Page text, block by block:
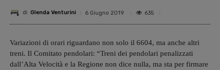
di Glenda Venturini 6 Giugno 2019 635
Variazioni di orari riguardano non solo il 6604, ma anche altri
treni. Il Comitato pendolari: “Treni dei pendolari penalizzati
dall’Alta Velocità e la Regione non dice nulla, ma sta per firmare